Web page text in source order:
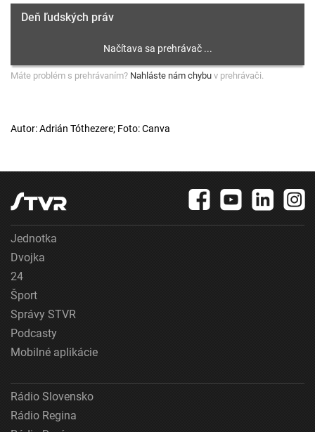
Deň ľudských práv
Máte problém s prehrávaním? Nahláste nám chybu v prehrávači.
Autor: Adrián Tóthezere; Foto: Canva
Jednotka
Dvojka
24
Šport
Správy STVR
Podcasty
Mobilné aplikácie
Rádio Slovensko
Rádio Regina